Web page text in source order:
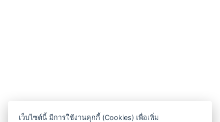
เว็บไซต์นี้ มีการใช้งานคุกกี้ (Cookies) เพื่อเพิ่ม